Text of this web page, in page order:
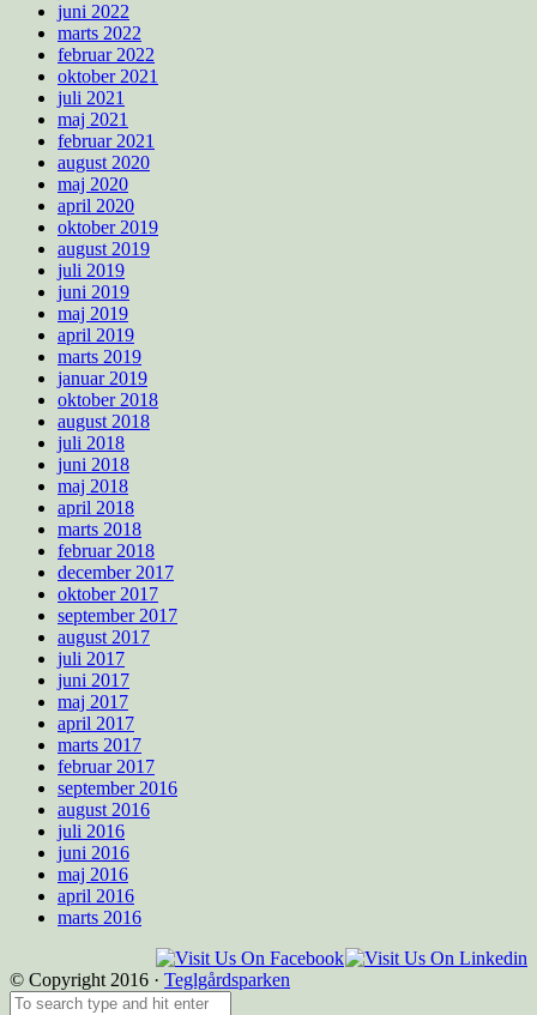
juni 2022
marts 2022
februar 2022
oktober 2021
juli 2021
maj 2021
februar 2021
august 2020
maj 2020
april 2020
oktober 2019
august 2019
juli 2019
juni 2019
maj 2019
april 2019
marts 2019
januar 2019
oktober 2018
august 2018
juli 2018
juni 2018
maj 2018
april 2018
marts 2018
februar 2018
december 2017
oktober 2017
september 2017
august 2017
juli 2017
juni 2017
maj 2017
april 2017
marts 2017
februar 2017
september 2016
august 2016
juli 2016
juni 2016
maj 2016
april 2016
marts 2016
© Copyright 2016 · Teglgårdsparken